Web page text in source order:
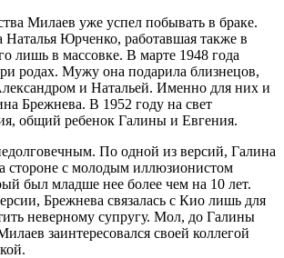
Милаев уже успел побывать в браке.
Наталья Юрченко, работавшая также в
лишь в массовке. В марте 1948 года
родах. Мужу она подарила близнецов,
и Натальей. Именно для них и
Брежнева. В 1952 году на свет
общий ребенок Галины и Евгения.
По одной из версий, Галина
стороне с молодым иллюзионистом
был младше нее более чем на 10 лет.
Брежнева связалась с Кио лишь для
неверному супругу. Мол, до Галины
заинтересовался своей коллегой